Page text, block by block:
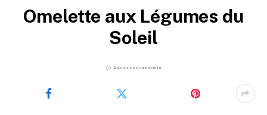
Omelette aux Légumes du
Soleil
Aucun commentaire